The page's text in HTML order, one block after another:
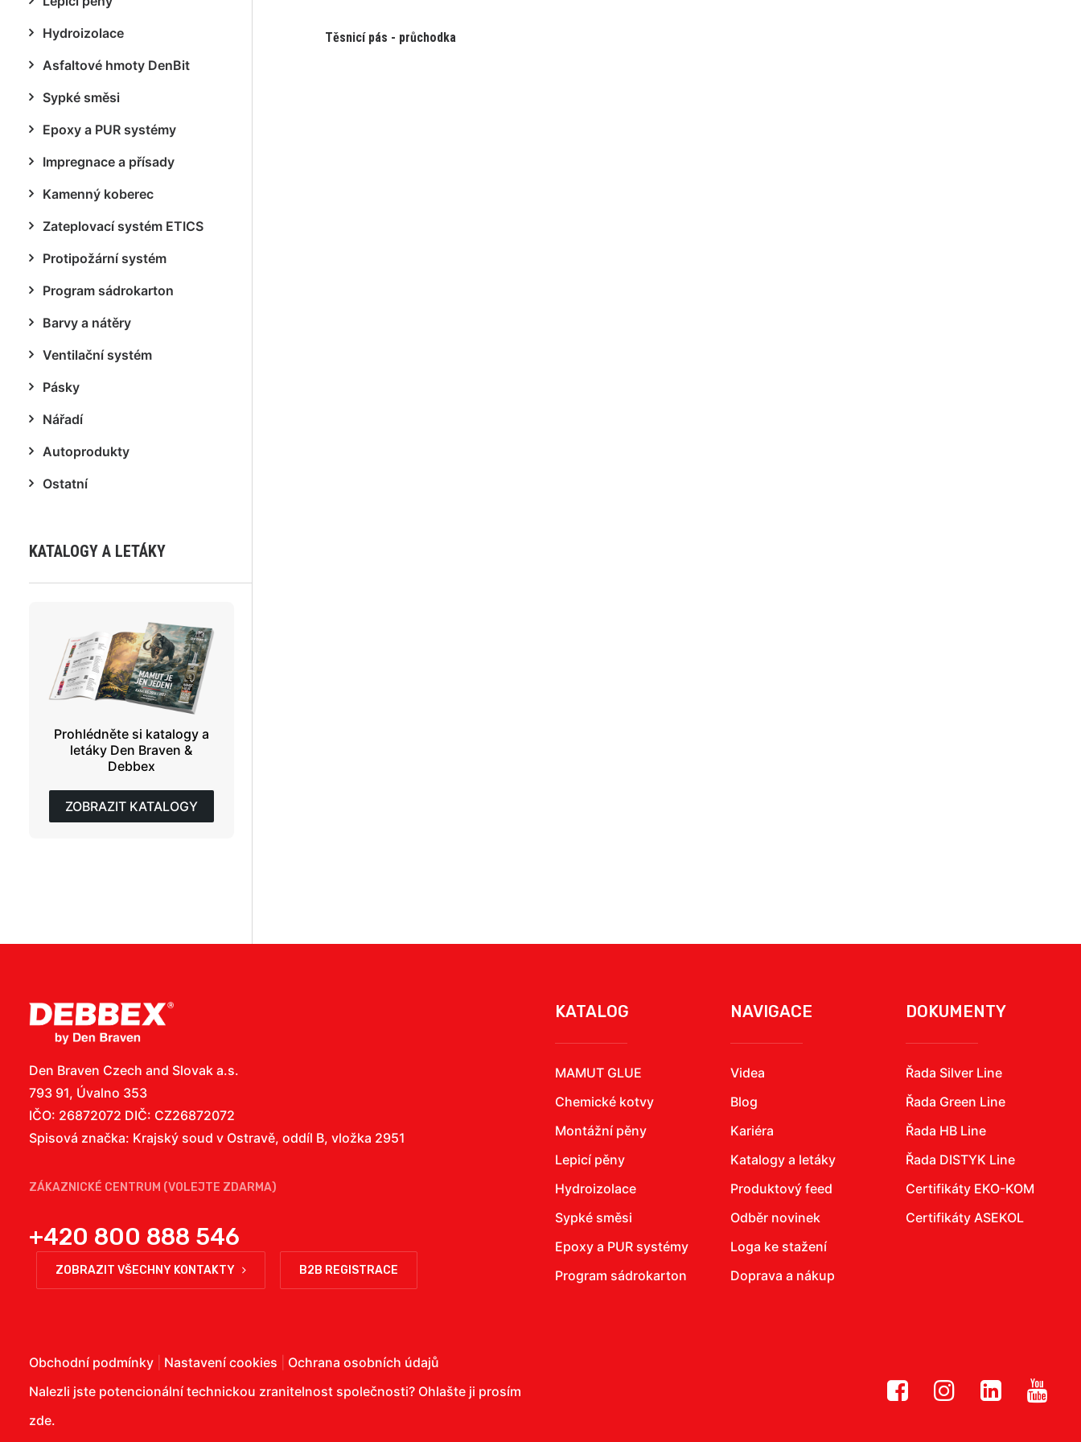
Hydroizolace
Asfaltové hmoty DenBit
Sypké směsi
Epoxy a PUR systémy
Impregnace a přísady
Kamenný koberec
Zateplovací systém ETICS
Protipožární systém
Program sádrokarton
Barvy a nátěry
Ventilační systém
Pásky
Nářadí
Autoprodukty
Ostatní
KATALOGY A LETÁKY
Prohlédněte si katalogy a
letáky Den Braven &
Debbex
ZOBRAZIT KATALOGY
Těsnicí pás - průchodka
Den Braven Czech and Slovak a.s.
793 91, Úvalno 353
IČO: 26872072 DIČ: CZ26872072
Spisová značka: Krajský soud v Ostravě, oddíl B, vložka 2951
ZÁKAZNICKÉ CENTRUM (VOLEJTE ZDARMA)
+420 800 888 546
ZOBRAZIT VŠECHNY KONTAKTY B2B REGISTRACE
KATALOG
MAMUT GLUE
Chemické kotvy
Montážní pěny
Lepicí pěny
Hydroizolace
Sypké směsi
Epoxy a PUR systémy
Program sádrokarton
NAVIGACE
Videa
Blog
Kariéra
Katalogy a letáky
Produktový feed
Odběr novinek
Loga ke stažení
Doprava a nákup
DOKUMENTY
Řada Silver Line
Řada Green Line
Řada HB Line
Řada DISTYK Line
Certifikáty EKO-KOM
Certifikáty ASEKOL
Obchodní podmínky Nastavení cookies
Ochrana osobních údajů
Nalezli jste potencionální technickou zranitelnost společnosti? Ohlašte ji prosím
zde.